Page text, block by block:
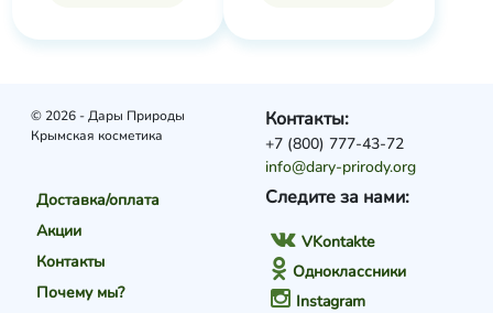
© 2026 - Дары Природы
Крымская косметика
Доставка/оплата
Акции
Контакты
Почему мы?
Следите за нами:
VKontakte
Одноклассники
Instagram
Контакты:
+7 (800) 777-43-72
info@dary-prirody.org